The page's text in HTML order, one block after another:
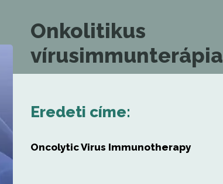
Onkolitikus
vírusimmunterápia
Eredeti címe:
Oncolytic Virus Immunotherapy